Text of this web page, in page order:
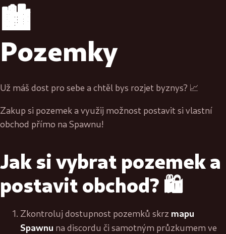
🏙️
Pozemky
Už máš dost pro sebe a chtěl bys rozjet byznys? 📈
Zakup si pozemek a využij možnost postavit si vlastní
obchod přímo na Spawnu!
Jak si vybrat pozemek a
postavit obchod? 🛍️
Zkontroluj dostupnost pozemků skrz mapu
Spawnu na discordu či samotným průzkumem ve